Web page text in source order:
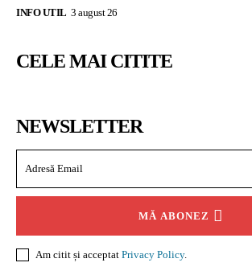
INFO UTIL 3 august 26
CELE MAI CITITE
NEWSLETTER
MĂ ABONEZ
Am citit și acceptat Privacy Policy.